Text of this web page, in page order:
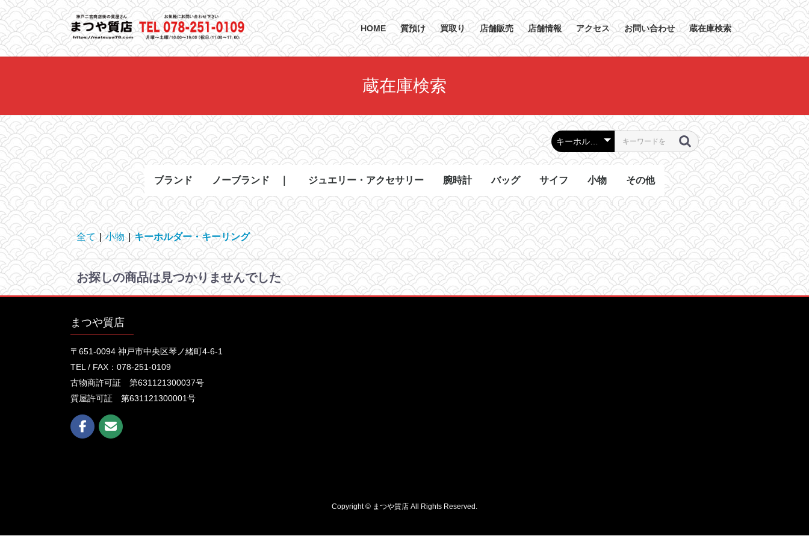
コ
ン
テ
ン
ッ
プ
ナ
ビ
ゲ
ー
移
動
HOME 質預け 買取り 店舗販売 店舗情報 アクセス お問い合わせ 蔵在庫検索
蔵在庫検索
ブランド
HERMES
CHANEL
Cartier
LOUIS VUITTON
TIFFANY&CO.
ROLEX
TAG HEUER
OMEGA
Chopard
BOTTEGA VENETA
BVLGARI
GUCCI
PRADA
FENDI
その他 ブランド
ノーブランド ｜ ジュエリー・アクセサリー
リング 1号〜9号
10号〜19号
20号〜
ネックレス
ブレスレット
バングル
ピアス.イヤリング
その他
腕時計
メンズ
レディース
ボーイズ
その他
バッグ
ハンドバッグ
トートバッグ
ショルダーバッグ
ボストンバッグ
クラッチバッグ
ビジネスバッグ
その他
サイフ
ラウンドファスナー
２つ折り長財布
コインケース
その他
小物
キーホルダー・キーリ
ング
ベルト
スカーフ
その他
その他
毛皮.ジャケット.衣類
くつ
食器
美術品
その他
全て | 小物 | キーホルダー・キーリング
お探しの商品は見つかりませんでした
まつや質店
〒651-0094 神戸市中央区琴ノ緒町4-6-1
TEL / FAX：078-251-0109
古物商許可証 第631121300037号
質屋許可証 第631121300001号
Copyright © まつや質店 All Rights Reserved.